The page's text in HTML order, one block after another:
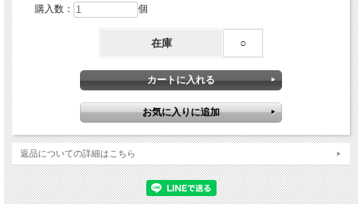
購入数： 個
在庫 ○
返品についての詳細はこちら